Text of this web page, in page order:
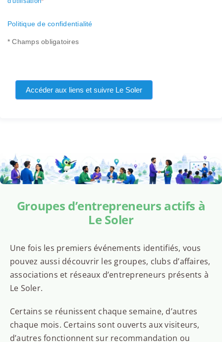
Politique de confidentialité
* Champs obligatoires
Accéder aux liens et suivre Le Soler
Groupes d’entrepreneurs actifs à
Le Soler
Une fois les premiers événements identifiés, vous
pouvez aussi découvrir les groupes, clubs d’affaires,
associations et réseaux d’entrepreneurs présents à
Le Soler.
Certains se réunissent chaque semaine, d’autres
chaque mois. Certains sont ouverts aux visiteurs,
d’autres fonctionnent sur recommandation ou